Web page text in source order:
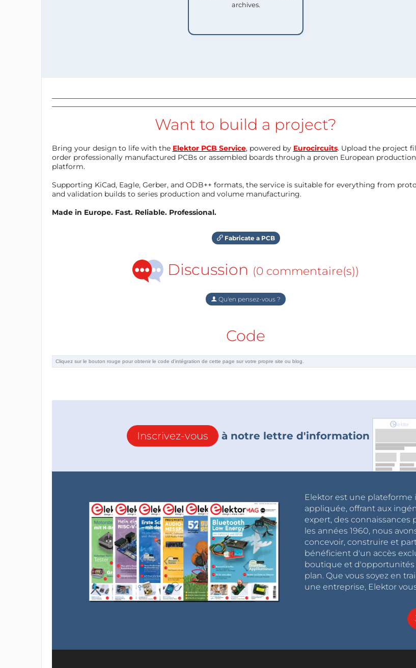
archives.
Want to build a project?
Bring your design to life with the Elektor PCB Service, powered by Eurocircuits. Upload the project
order professionally manufactured PCBs or assembled boards through a proven European production
platform.
Supporting KiCad, Eagle, Gerber, and ODB++ formats, the service is suitable for everything from
and validation builds to series production and volume manufacturing.
Made in Europe. Fast. Reliable. Professional.
Fabricate a PCB
Discussion (0 commentaire(s))
Qu'en pensez-vous ?
Code
Inscrivez-vous à notre lettre d'information
Elektor est une
appliquée, offrant aux
expert, des connaissances
les années 1960, nous
concevoir, construire et
bénéficient d'un accès
boutique et d'opportunités
plan. Que vous soyez en
une entreprise, Elektor